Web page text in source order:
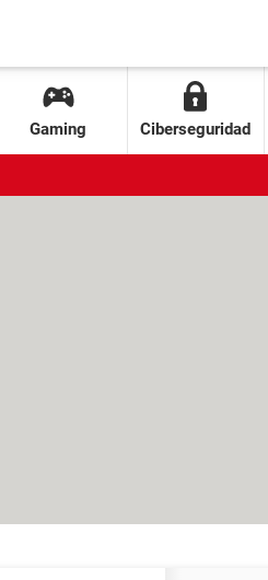
Gaming Ciberseguridad